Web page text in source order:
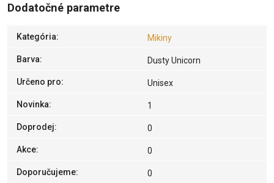
Dodatočné parametre
Kategória: Mikiny
Barva: Dusty Unicorn
Určeno pro: Unisex
Novinka: 1
Doprodej: 0
Akce: 0
Doporučujeme: 0